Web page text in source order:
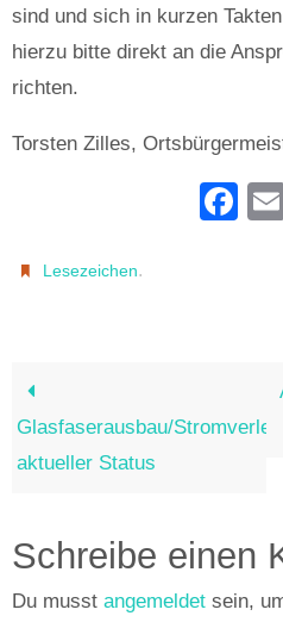
sind und sich in kurzen
hierzu bitte direkt an die
richten.
Torsten Zilles,
F
o
Lesezeichen.
Glasfaserausbau/
aktueller Status
Schreibe einen
Du musst angemeldet sein,